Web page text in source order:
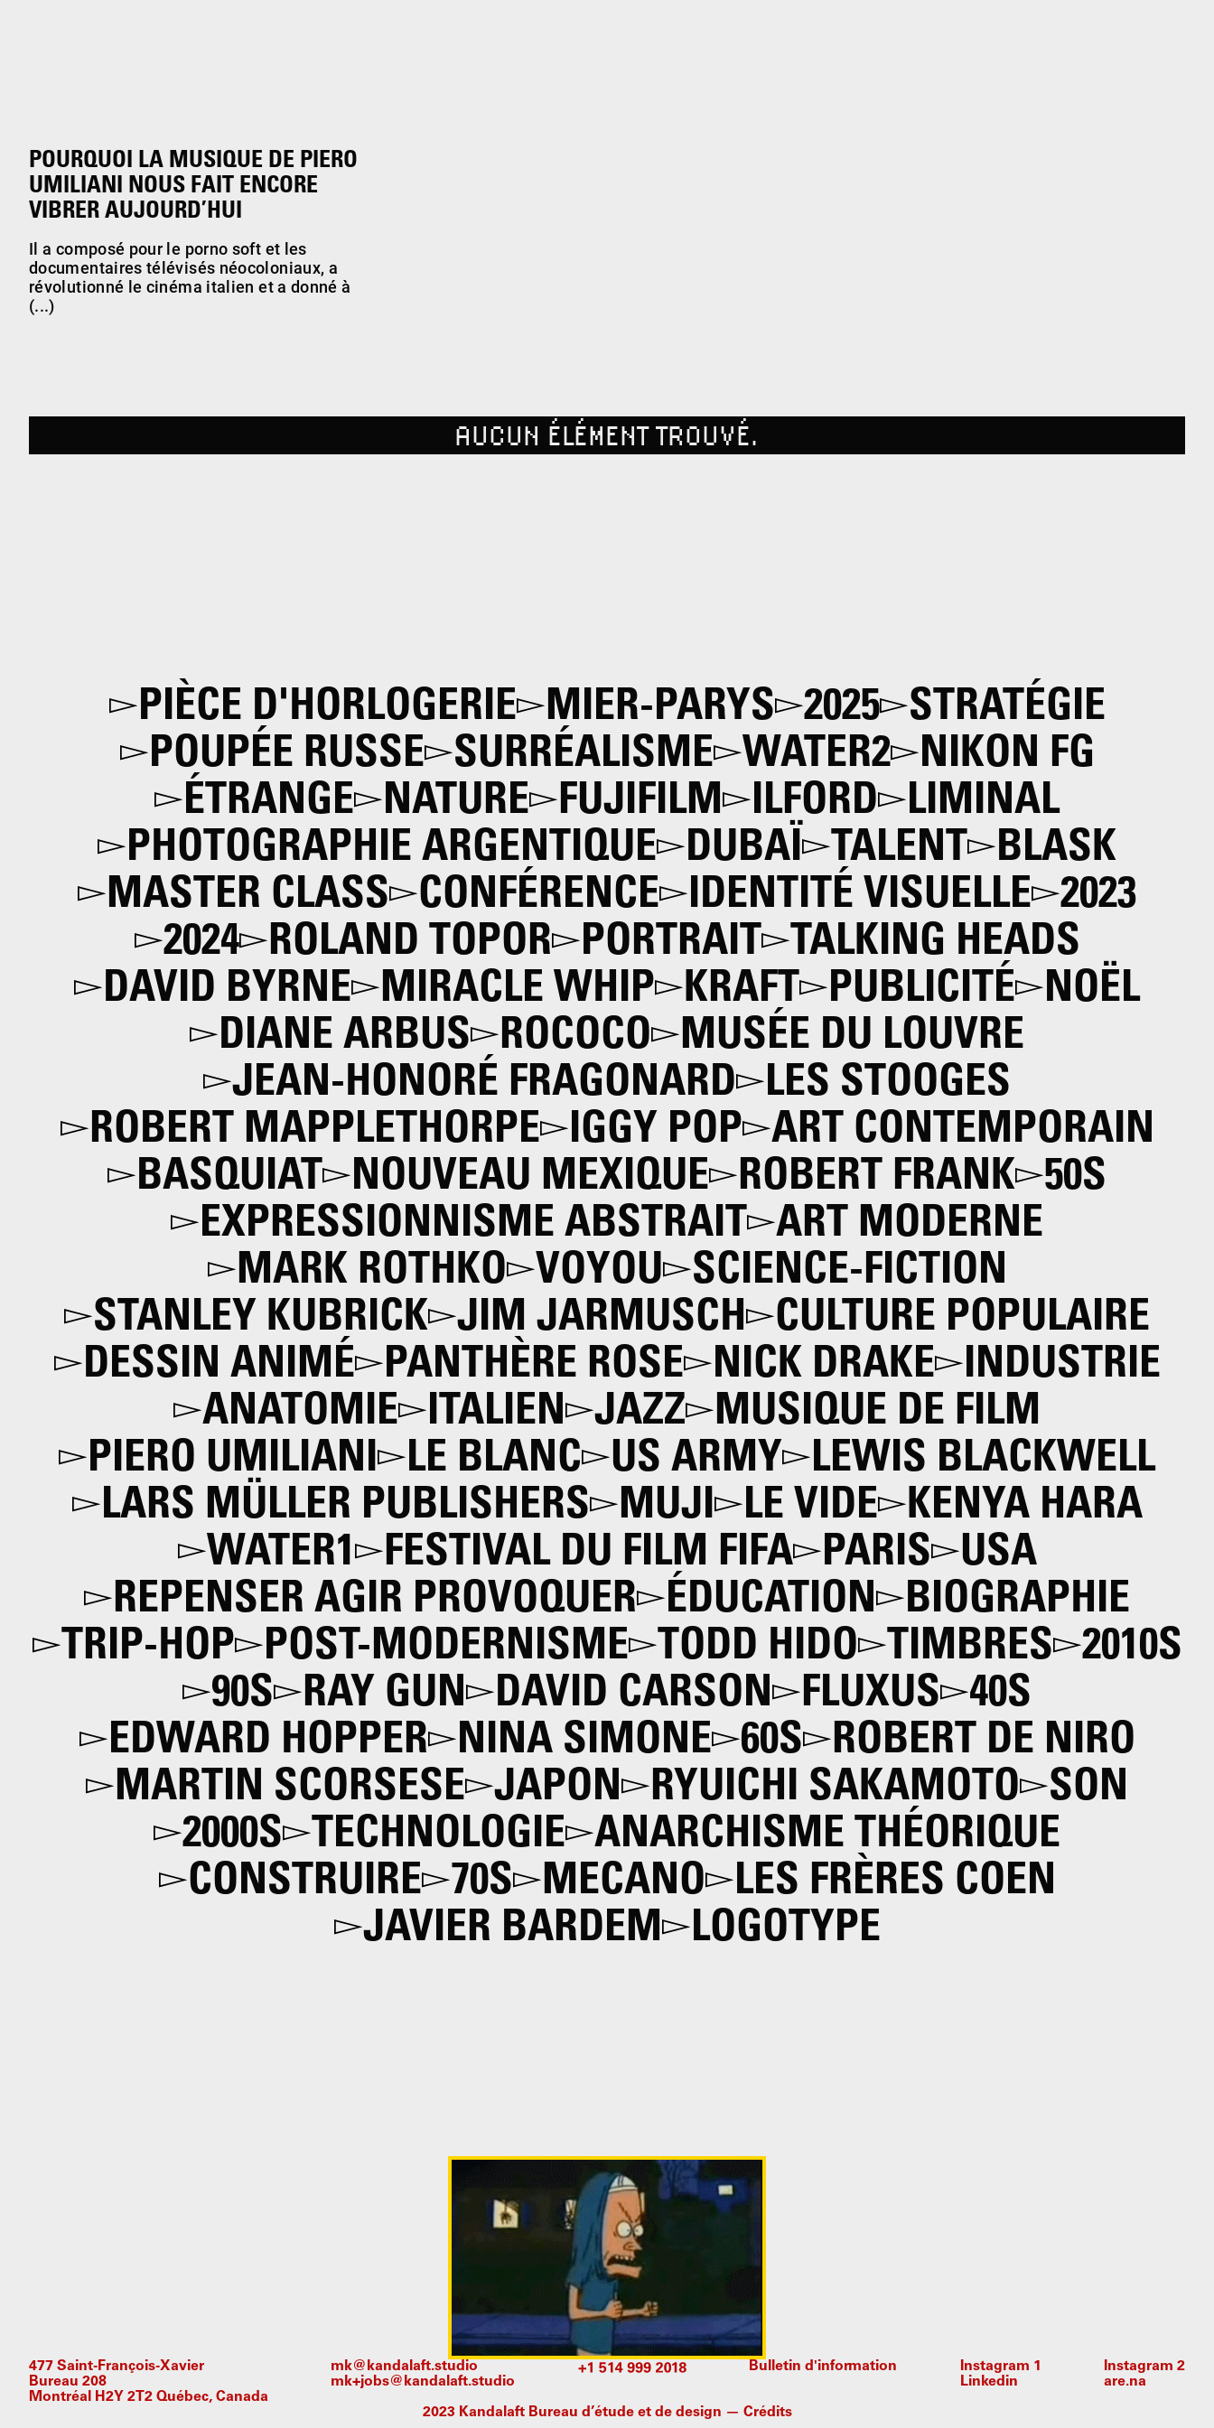
POURQUOI LA MUSIQUE DE PIERO
UMILIANI NOUS FAIT ENCORE
VIBRER AUJOURD’HUI
Il a composé pour le porno soft et les
documentaires télévisés néocoloniaux, a
révolutionné le cinéma italien et a donné à
(...)
AUCUN ÉLÉMENT TROUVÉ.
PIÈCE D'HORLOGERIE MIER-PARYS 2025
STRATÉGIE
POUPÉE RUSSE
SURRÉALISME WATER2
NIKON FG
ÉTRANGE
NATURE FUJIFILM ILFORD
LIMINAL
PHOTOGRAPHIE ARGENTIQUE
DUBAÏ TALENT
BLASK
MASTER CLASS
CONFÉRENCE IDENTITÉ VISUELLE
2023
2024
ROLAND TOPOR PORTRAIT
TALKING HEADS
DAVID BYRNE
MIRACLE WHIP KRAFT PUBLICITÉ
NOËL
DIANE ARBUS
ROCOCO
MUSÉE DU LOUVRE
JEAN-HONORÉ FRAGONARD
LES STOOGES
ROBERT MAPPLETHORPE
IGGY POP
ART CONTEMPORAIN
BASQUIAT
NOUVEAU MEXIQUE ROBERT FRANK
50S
EXPRESSIONNISME ABSTRAIT
ART MODERNE
MARK ROTHKO
VOYOU
SCIENCE-FICTION
STANLEY KUBRICK
JIM JARMUSCH
CULTURE POPULAIRE
DESSIN ANIMÉ
PANTHÈRE ROSE NICK DRAKE
INDUSTRIE
ANATOMIE
ITALIEN JAZZ
MUSIQUE DE FILM
PIERO UMILIANI
LE BLANC US ARMY
LEWIS BLACKWELL
LARS MÜLLER PUBLISHERS
MUJI LE VIDE
KENYA HARA
WATER1
FESTIVAL DU FILM FIFA PARIS
USA
REPENSER AGIR PROVOQUER
ÉDUCATION
BIOGRAPHIE
TRIP-HOP
POST-MODERNISME TODD HIDO TIMBRES
2010S
90S
RAY GUN DAVID CARSON FLUXUS
40S
EDWARD HOPPER
NINA SIMONE 60S
ROBERT DE NIRO
MARTIN SCORSESE
JAPON RYUICHI SAKAMOTO
SON
2000S
TECHNOLOGIE
ANARCHISME THÉORIQUE
CONSTRUIRE
70S MECANO
LES FRÈRES COEN
JAVIER BARDEM
LOGOTYPE
477 Saint-François-Xavier
Bureau 208
Montréal H2Y 2T2 Québec, Canada
mk@kandalaft.studio
mk+jobs@kandalaft.studio
Bulletin d'information
Instagram 1
Linkedin
Instagram 2
are.na
2023 Kandalaft Bureau d’étude et de design — Crédits